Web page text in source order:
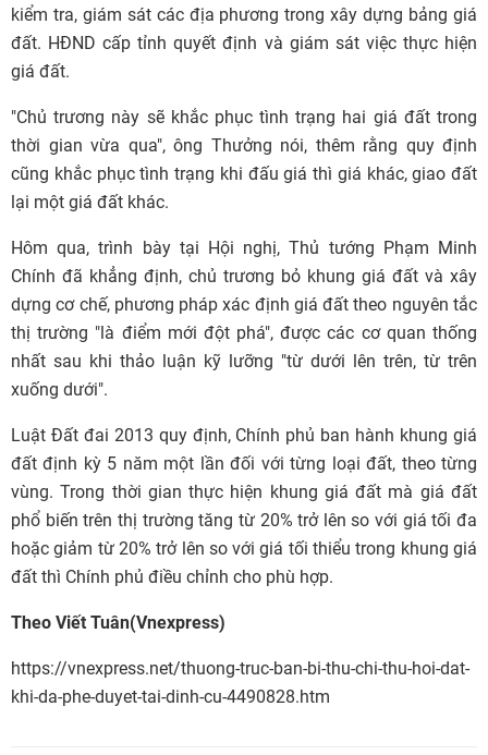
kiểm tra, giám sát các địa phương trong xây dựng bảng giá
đất. HĐND cấp tỉnh quyết định và giám sát việc thực hiện
giá đất.
"Chủ trương này sẽ khắc phục tình trạng hai giá đất trong
thời gian vừa qua", ông Thưởng nói, thêm rằng quy định
cũng khắc phục tình trạng khi đấu giá thì giá khác, giao đất
lại một giá đất khác.
Hôm qua, trình bày tại Hội nghị, Thủ tướng Phạm Minh
Chính đã khẳng định, chủ trương bỏ khung giá đất và xây
dựng cơ chế, phương pháp xác định giá đất theo nguyên tắc
thị trường "là điểm mới đột phá", được các cơ quan thống
nhất sau khi thảo luận kỹ lưỡng "từ dưới lên trên, từ trên
xuống dưới".
Luật Đất đai 2013 quy định, Chính phủ ban hành khung giá
đất định kỳ 5 năm một lần đối với từng loại đất, theo từng
vùng. Trong thời gian thực hiện khung giá đất mà giá đất
phổ biến trên thị trường tăng từ 20% trở lên so với giá tối đa
hoặc giảm từ 20% trở lên so với giá tối thiểu trong khung giá
đất thì Chính phủ điều chỉnh cho phù hợp.
Theo Viết Tuân(Vnexpress)
https://vnexpress.net/thuong-truc-ban-bi-thu-chi-thu-hoi-dat-
khi-da-phe-duyet-tai-dinh-cu-4490828.htm